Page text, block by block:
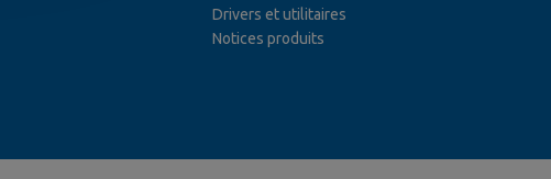
Drivers et utilitaires
Notices produits